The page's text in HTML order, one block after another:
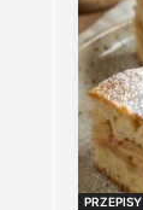
PRZEPISY